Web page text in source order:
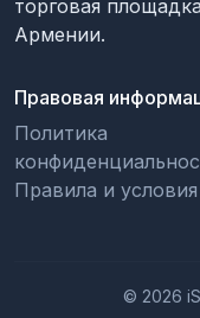
торговая
Армении.
Правовая
Политика
Правила и условия
© 2026